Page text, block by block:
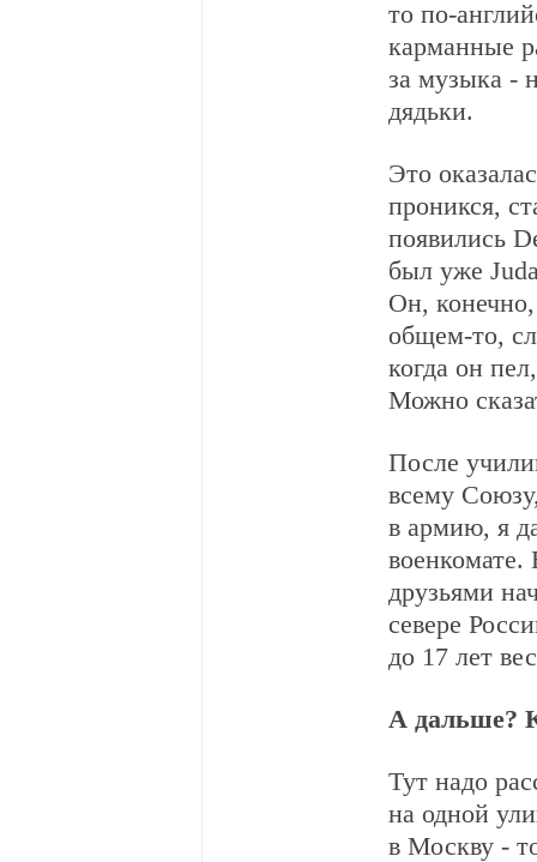
то по-
карманные
за музыка -
дядьки.
Это
проникся,
появились
был уже
Он,
общем-то,
когда он
Можно
После
всему
в армию, я
друзьями
севере
до 17 лет
А дальше?
Тут надо
на одной
в Москву -